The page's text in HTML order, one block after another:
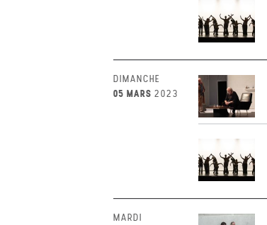
DIMANCHE
05 MARS 2023
MARDI